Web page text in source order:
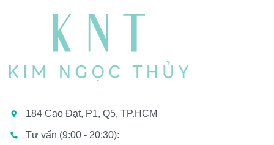
184 Cao Đạt, P1, Q5, TP.HCM
Tư vấn (9:00 - 20:30):